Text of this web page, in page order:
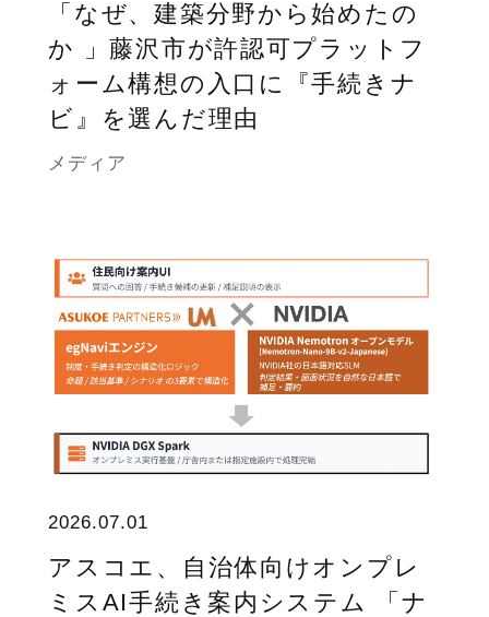
「なぜ、建築分野から始めたの
か 」藤沢市が許認可プラットフ
ォーム構想の入口に『手続きナ
ビ』を選んだ理由
メディア
2026.07.01
アスコエ、自治体向けオンプレ
ミスAI手続き案内システム 「ナ